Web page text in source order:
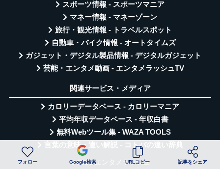
スポーツ情報 - スポーツマニア
マネー情報 - マネーゾーン
旅行・観光情報 - トラベルスポット
自動車・バイク情報 - オートタイムズ
ガジェット・デジタル製品情報 - デジタルガジェット
芸能・エンタメ動画 - エンタメラッシュTV
関連サービス・メディア
カロリーデータベース - カロリーマニア
平均年収データベース - 年収白書
無料Webツール集 - WAZA TOOLS
言葉の意味・違い解説 - コトバの違い辞典
© 2026 エンタメラッシュ
フォロー Google検索 URLコピー 記事をシェア